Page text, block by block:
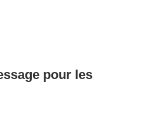
pour les